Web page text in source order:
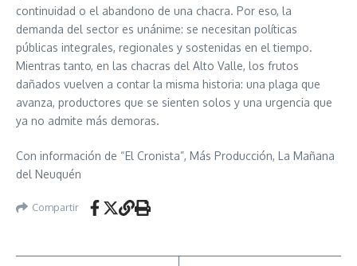
continuidad o el abandono de una chacra. Por eso, la
demanda del sector es unánime: se necesitan políticas
públicas integrales, regionales y sostenidas en el tiempo.
Mientras tanto, en las chacras del Alto Valle, los frutos
dañados vuelven a contar la misma historia: una plaga que
avanza, productores que se sienten solos y una urgencia que
ya no admite más demoras.
Con información de “El Cronista”, Más Producción, La Mañana
del Neuquén
Compartir